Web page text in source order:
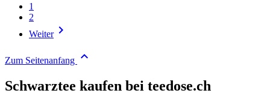
1
2
Weiter
Zum Seitenanfang 
Schwarztee kaufen bei teedose.ch